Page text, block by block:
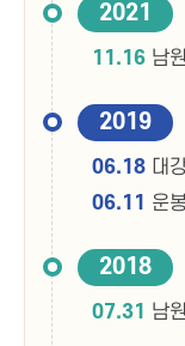
2021
11.16 남
2019
06.18 대
06.11
운
2018
07.31 남